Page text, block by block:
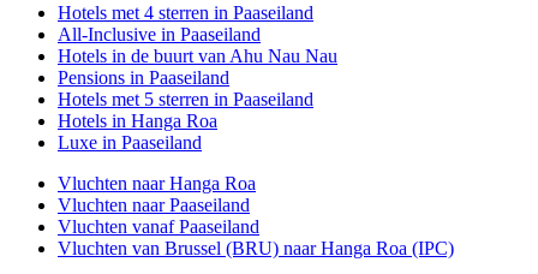
Hotels met 4 sterren in Paaseiland
All-Inclusive in Paaseiland
Hotels in de buurt van Ahu Nau Nau
Pensions in Paaseiland
Hotels met 5 sterren in Paaseiland
Hotels in Hanga Roa
Luxe in Paaseiland
Vluchten naar Hanga Roa
Vluchten naar Paaseiland
Vluchten vanaf Paaseiland
Vluchten van Brussel (BRU) naar Hanga Roa (IPC)